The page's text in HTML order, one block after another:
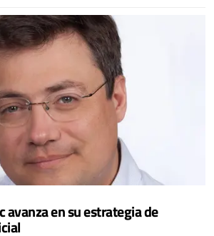
avanza en su estrategia de